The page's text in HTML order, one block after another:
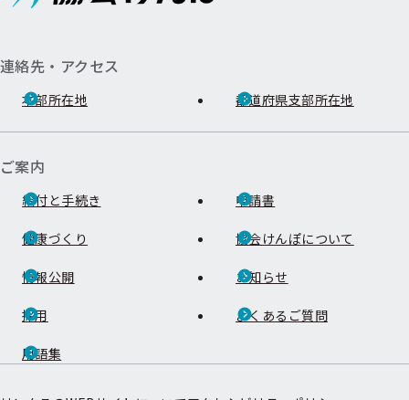
連絡先・アクセス
本部所在地 都道府県支部所在地
ご案内
給付と手続き 申請書
健康づくり 協会けんぽについて
情報公開 お知らせ
採用 よくあるご質問
用語集